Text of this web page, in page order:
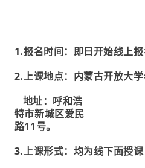
1.报名时间：即日开始线上报
2.上课地点：内蒙古开放大学
地址：呼和浩
特市新城区爱民
路11号。
3.上课形式：均为线下面授